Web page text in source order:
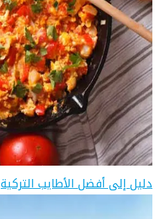
دليل إلى أفضل الأطايب التركية